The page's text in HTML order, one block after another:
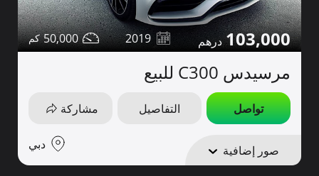
103,000
2019
50,000
مرسيدس C300 للبيع
تواصل التفاصيل مشاركة
صور إضافية دبي